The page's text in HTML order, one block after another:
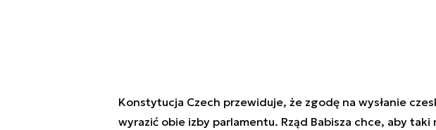
Konstytucja Czech przewiduje, że zgodę na wysłanie
wyrazić obie izby parlamentu. Rząd Babisza chce, aby taki